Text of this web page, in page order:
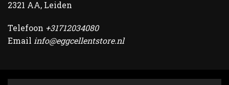
2321 AA, Leiden
Telefoon +31712034080
Email info@eggcellentstore.nl